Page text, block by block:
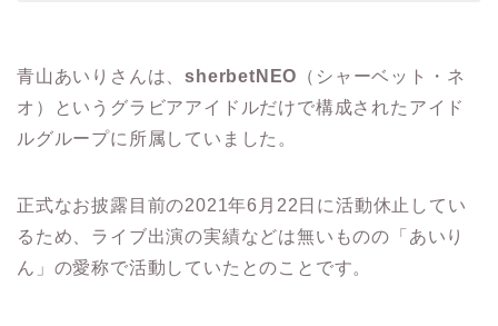
青山あいりさんは、sherbetNEO （シャーベット・ネ
オ）というグラビアアイドルだけで構成されたアイド
ルグループに所属していました。
正式なお披露目前の2021年6月22日に活動休止してい
るため、ライブ出演の実績などは無いものの「あいり
ん」の愛称で活動していたとのことです。